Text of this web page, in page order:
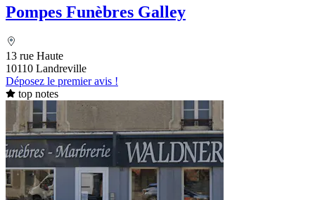
Pompes Funèbres Galley
13 rue Haute
10110 Landreville
Déposez le premier avis !
top notes